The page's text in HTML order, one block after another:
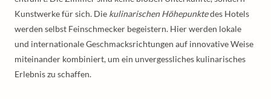
Kunstwerke für sich. Die kulinarischen Höhepunktedes Hotels
werden selbst Feinschmecker begeistern. Hier werden lokale
und internationale Geschmacksrichtungen auf innovative Weise
miteinander kombiniert, um ein unvergessliches kulinarisches
Erlebnis zu schaffen.